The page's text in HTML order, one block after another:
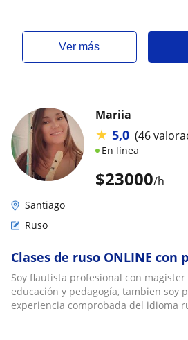
ver más
$23000/h
Mariia
★ 5,0 (46
En línea
Santiago
Ruso
Clases de ruso ONLINE con
Soy flautista profesional con
educación y pedagogía, tambien soy
experiencia comprobada del idioma